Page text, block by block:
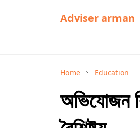
Adviser arman
Home Education
অভিযোজন